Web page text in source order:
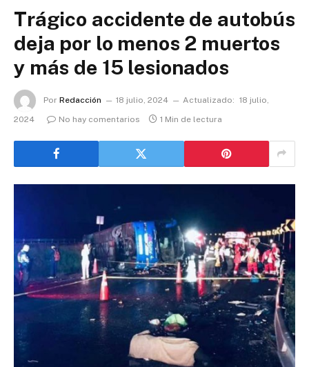
Trágico accidente de autobús
deja por lo menos 2 muertos
y más de 15 lesionados
Por Redacción 18 julio, 2024 Actualizado: 18 julio,
2024
No hay comentarios 1 Min de lectura